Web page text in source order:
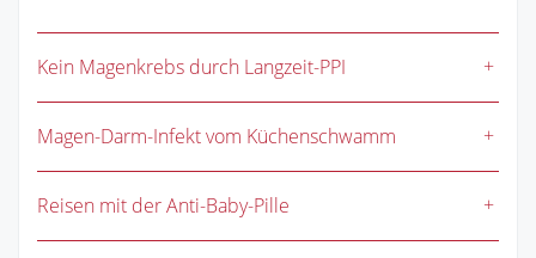
Kein Magenkrebs durch Langzeit-PPI
Magen-Darm-Infekt vom Küchenschwamm
Reisen mit der Anti-Baby-Pille